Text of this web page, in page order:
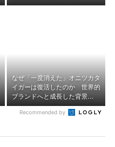
なぜ「一度消えた」オニツカタ
イガーは復活したのか 世界的
ブランドへと成長した背景...
Recommended by